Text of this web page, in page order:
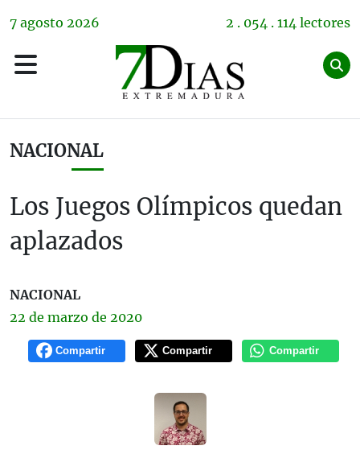
7 agosto 2026 2 . 054 . 114 lectores
NACIONAL
Los Juegos Olímpicos quedan
aplazados
NACIONAL
22 de marzo de 2020
Compartir Compartir Compartir